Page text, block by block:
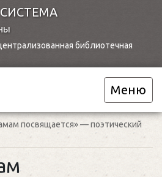
библиотечная
Меню
посвящается» — поэтический